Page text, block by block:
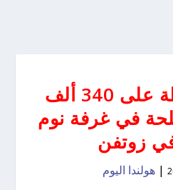
عثرت الشرطة على 340 ألف
في غرفة نوم
زوتفن
|هولندا اليوم